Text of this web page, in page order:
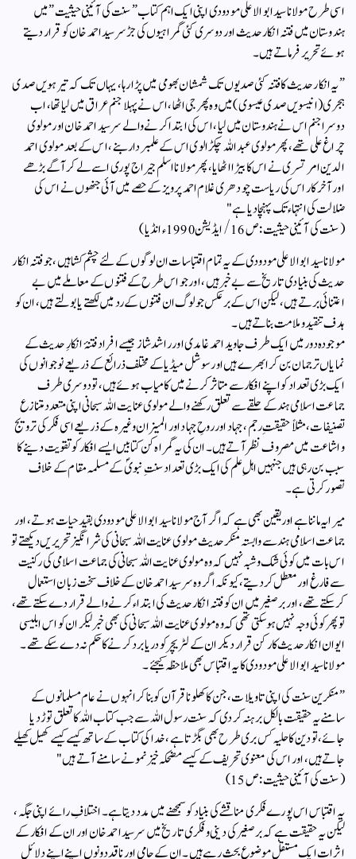
اسی طرح مولانا سید ابو الاعلی مودودی اپنی ایک اہم کتاب ” سنت کی آئینی حیثیت ” میں
ہندوستان میں فتنہ انکار حدیث اور دوسری کئی گمراہیوں کی جڑ سر سید احمد خان کو قرار دیتے
ہوئے تحریر فرماتے ہیں ۔
” یہ انکار حدیث کا فتنہ کئی صدیوں تک شمشان بھومی میں پڑا رہا ، یہاں تک کہ تیرہویں صدی
ہجری ( انیسویں صدی عیسوی ) میں وہ پھر جی اٹھا ، اس نے پہلا جنم عراق میں لیا تھا ، اب
دوسرا جنم اس نے ہندوستان میں لیا ، اس کی ابتدا کرنے والے سر سید احمد خان اور مولوی
چراغ علی تھے ، پھر مولوی عبد اللہ چکڑالوی اس کے علمبر دار بنے ، اس کے بعد مولوی احمد
الدین امرتسری نے اس کا بیڑا اٹھایا ، پھر مولانا اسلم جیراج پوری اسے لے کر آگے بڑھے
اور آخر کار اس کی ریاست چودھری غلام احمد پرویز کے حصے میں آئی جنھوں نے اس کی
ضلالت کی انتہاء تک پہنچا دیا ہے "
( سنت کی آئینی حیثیت : ص 16/ ایڈیشن 1990ء انڈیا )
مولانا سید ابو الاعلی مودودی کے یہ تمام اقتباسات ان لوگوں کے لئے چشم کشا ہیں ، جو فتنہ انکار
حدیث کی بنیادی تاریخ سے بے خبر ہیں ، اور جو اس طرح کے فتنوں کے معاملے میں بے
اعتنائی برتے ہیں ، لیکن اس کے بر عکس جو لوگ ان فتنوں کے رد میں لکھتے یا بولتے ہیں ، ان کو
ہدف تنقید و ملامت بناتے ہیں ۔
موجودہ دور میں ایک طرف جاوید احمد غامدی اور راشد شاز جیسے افراد فتنۂ انکارِ حدیث کے
نمایاں ترجمان بن کر ابھرے ہیں اور سوشل میڈیا کے مختلف ذرائع کے ذریعے نوجوانوں کی
ایک بڑی تعداد کو اپنے افکار سے متاثر کرنے میں کامیاب ہوئے ہیں، تو دوسری طرف
جماعت اسلامی ہند کے حلقے سے تعلق رکھنے والے مولوی عنایت اللہ سبحانی اپنی متعدد متنازع
تصنیفات، مثلاً حقیقتِ رجم، جہاد اور روحِ جہاد اور المیزان وغیرہ کے ذریعے اسی فکر کی ترویج
و اشاعت میں مصروف نظر آتے ہیں۔ ان کی یہ گمراہ کن کتابیں ایسے افکار کو تقویت دینے کا
سبب بن رہی ہیں جنہیں اہلِ علم کی ایک بڑی تعداد سنتِ نبویؐ کے مسلمہ مقام کے خلاف
تصور کرتی ہے۔
میرا یہ ماننا ہے اور یقین بھی ہے کہ اگر آج مولانا سید ابو الاعلی مودودی بقید حیات ہوتے ، اور
جماعت اسلامی ہند سے وابستہ منکر حدیث مولوی عنایت اللہ سبحانی کی شر انگیز تحریریں دیکھتے تو
اس بات میں کوئی شک و شبہ نہیں کہ وہ مولوی عنایت اللہ سبحانی کی جماعت اسلامی کی رکنیت
سے فارغ اور معطل کر دیتے ، کیونکہ اگر وہ سر سید احمد خان کے خلاف سخت زبان استعمال
کرسکتے تھے ، اور برصغیر میں ان کو فتنہ انکار حدیث کی ابتداء کرنے والے قرار دے سکتے تھے ،
تو پھر کوئی وجہ نہیں ہوسکتی تھی کہ وہ مولوی عنایت اللہ سبحانی کی بھی خبر لیکر ان کو اس ابلیسی
ایوان انکار حدیث کا رکن قرار دیکر ان کے لٹریچر کو دریا برد کرنے کا حکم نہ دے سکے تھے ۔
مولانا سید ابو الاعلی مودودی کا یہ اقتباس بھی ملاحظہ کیجئے ۔
” منکرین سنت کی اپنی تاویلات ، جن کا کھلونا قرآن کو بنا کر انہوں نے عام مسلمانوں کے
سامنے یہ حقیقت بالکل برہنہ کر دی کہ سنت رسول اللہ سے جب کتاب اللہ کا تعلق توڑ دیا
جائے ، تو دین کا حلیہ کس بری طرح بھی بگڑتا ہے ، خدا کی کتاب کے ساتھ کیسے کیسے کھیل کھیلے
جاتے ہیں ، اور اس کی معنوی تحریف کے کیسے مضحکہ خیز نمونے سامنے آتے ہیں "
( سنت کی آئینی حیثیت : ص 15)
یہ اقتباس اس پورے فکری مناقشے کی بنیاد کو سمجھنے میں مدد دیتا ہے۔ اختلافِ رائے اپنی جگہ،
لیکن یہ حقیقت ہے کہ برصغیر کی دینی و فکری تاریخ میں سرسید احمد خان اور ان کے افکار کے
اثرات ایک مستقل موضوعِ بحث رہے ہیں۔ ان کے حامی اور ناقد دونوں اپنے اپنے دلائل